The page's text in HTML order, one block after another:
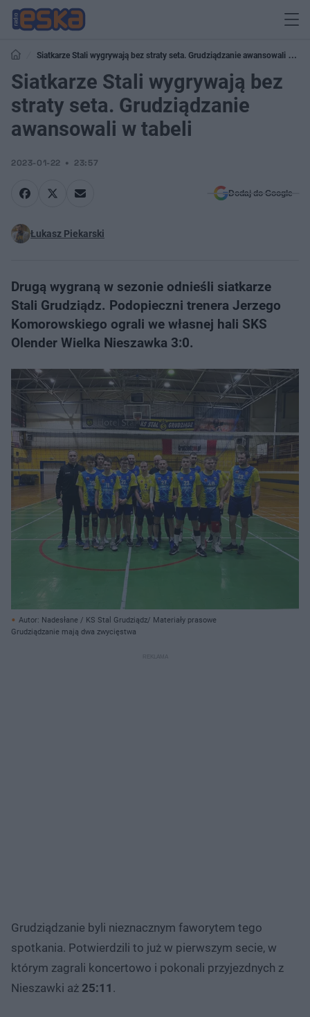
Siatkarze Stali wygrywają bez straty seta. Grudziądzanie awansowali w
tabeli
Siatkarze Stali wygrywają bez
straty seta. Grudziądzanie
awansowali w tabeli
2023-01-22 23:57
Dodaj do Google
Łukasz Piekarski
Drugą wygraną w sezonie odnieśli siatkarze
Stali Grudziądz. Podopieczni trenera Jerzego
Komorowskiego ograli we własnej hali SKS
Olender Wielka Nieszawka 3:0.
Autor: Nadesłane / KS Stal Grudziądz/ Materiały prasowe
Grudziądzanie mają dwa zwycięstwa
Grudziądzanie byli nieznacznym faworytem tego
spotkania. Potwierdzili to już w pierwszym secie, w
którym zagrali koncertowo i pokonali przyjezdnych z
Nieszawki aż 25:11 .